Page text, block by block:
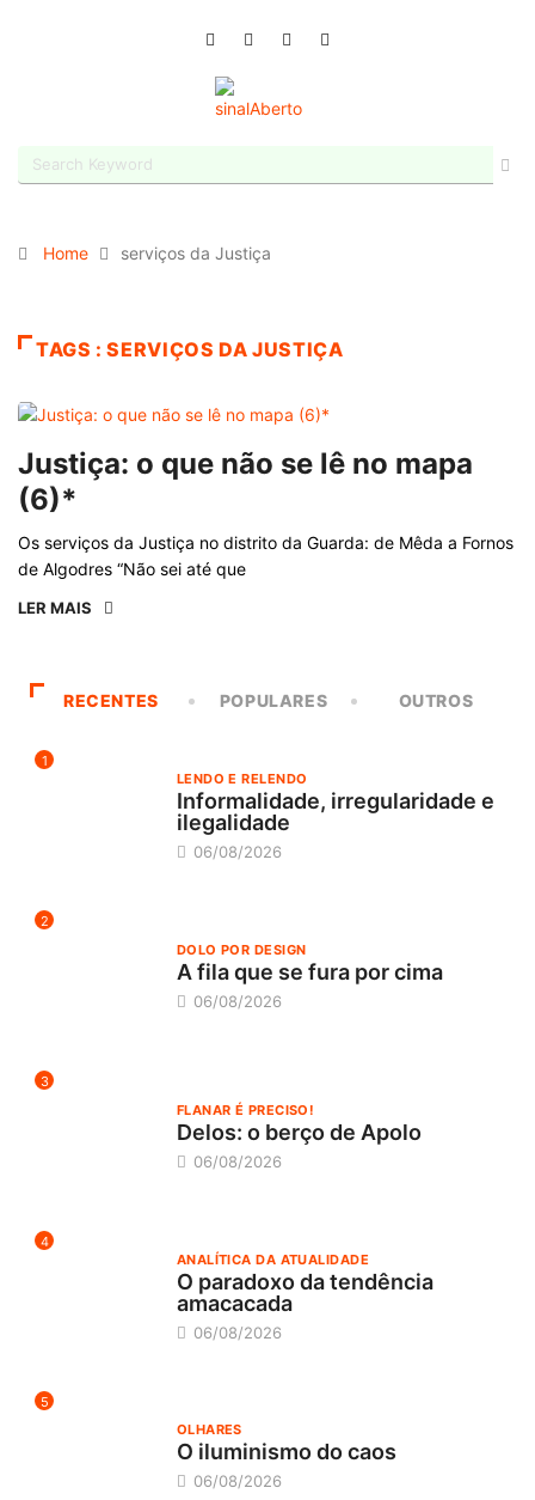
Home serviços da Justiça
TAGS : SERVIÇOS DA JUSTIÇA
Justiça: o que não se lê no mapa
(6)*
Os serviços da Justiça no distrito da Guarda: de Mêda a Fornos
de Algodres “Não sei até que
LER MAIS
RECENTES POPULARES OUTROS
1
LENDO E RELENDO
Informalidade, irregularidade e
ilegalidade
06/08/2026
2
DOLO POR DESIGN
A fila que se fura por cima
06/08/2026
3
FLANAR É PRECISO!
Delos: o berço de Apolo
06/08/2026
4
ANALÍTICA DA ATUALIDADE
O paradoxo da tendência
amacacada
06/08/2026
5
OLHARES
O iluminismo do caos
06/08/2026